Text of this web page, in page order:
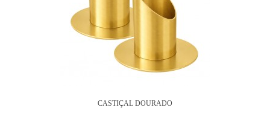
CASTIÇAL DOURADO